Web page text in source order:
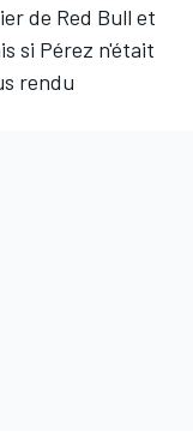
de Red Bull et
si Pérez n'était
rendu